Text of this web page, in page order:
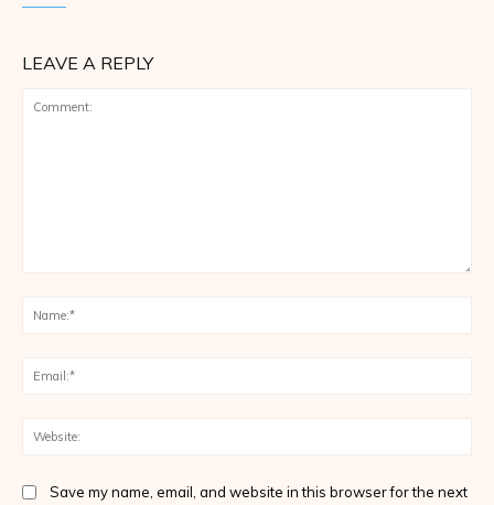
LEAVE A REPLY
Save my name, email, and website in this browser for the next